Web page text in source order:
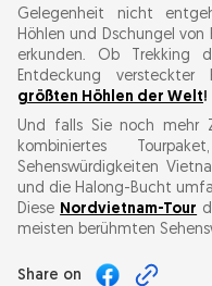
Gelegenheit nicht
Höhlen und Dschungel von
erkunden. Ob Trekking
Entdeckung versteckter
größten Höhlen der Welt!
Und falls Sie noch mehr
kombiniertes
Sehenswürdigkeiten
und die Halong-Bucht
Diese Nordvietnam-Tour
meisten berühmten
Share on